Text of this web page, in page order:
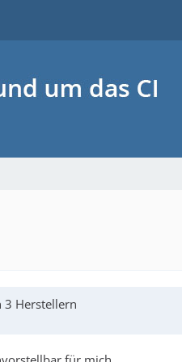
3 Herstellern